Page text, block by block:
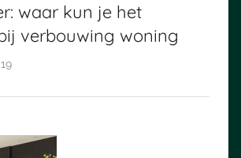
waar kun je het
verbouwing woning